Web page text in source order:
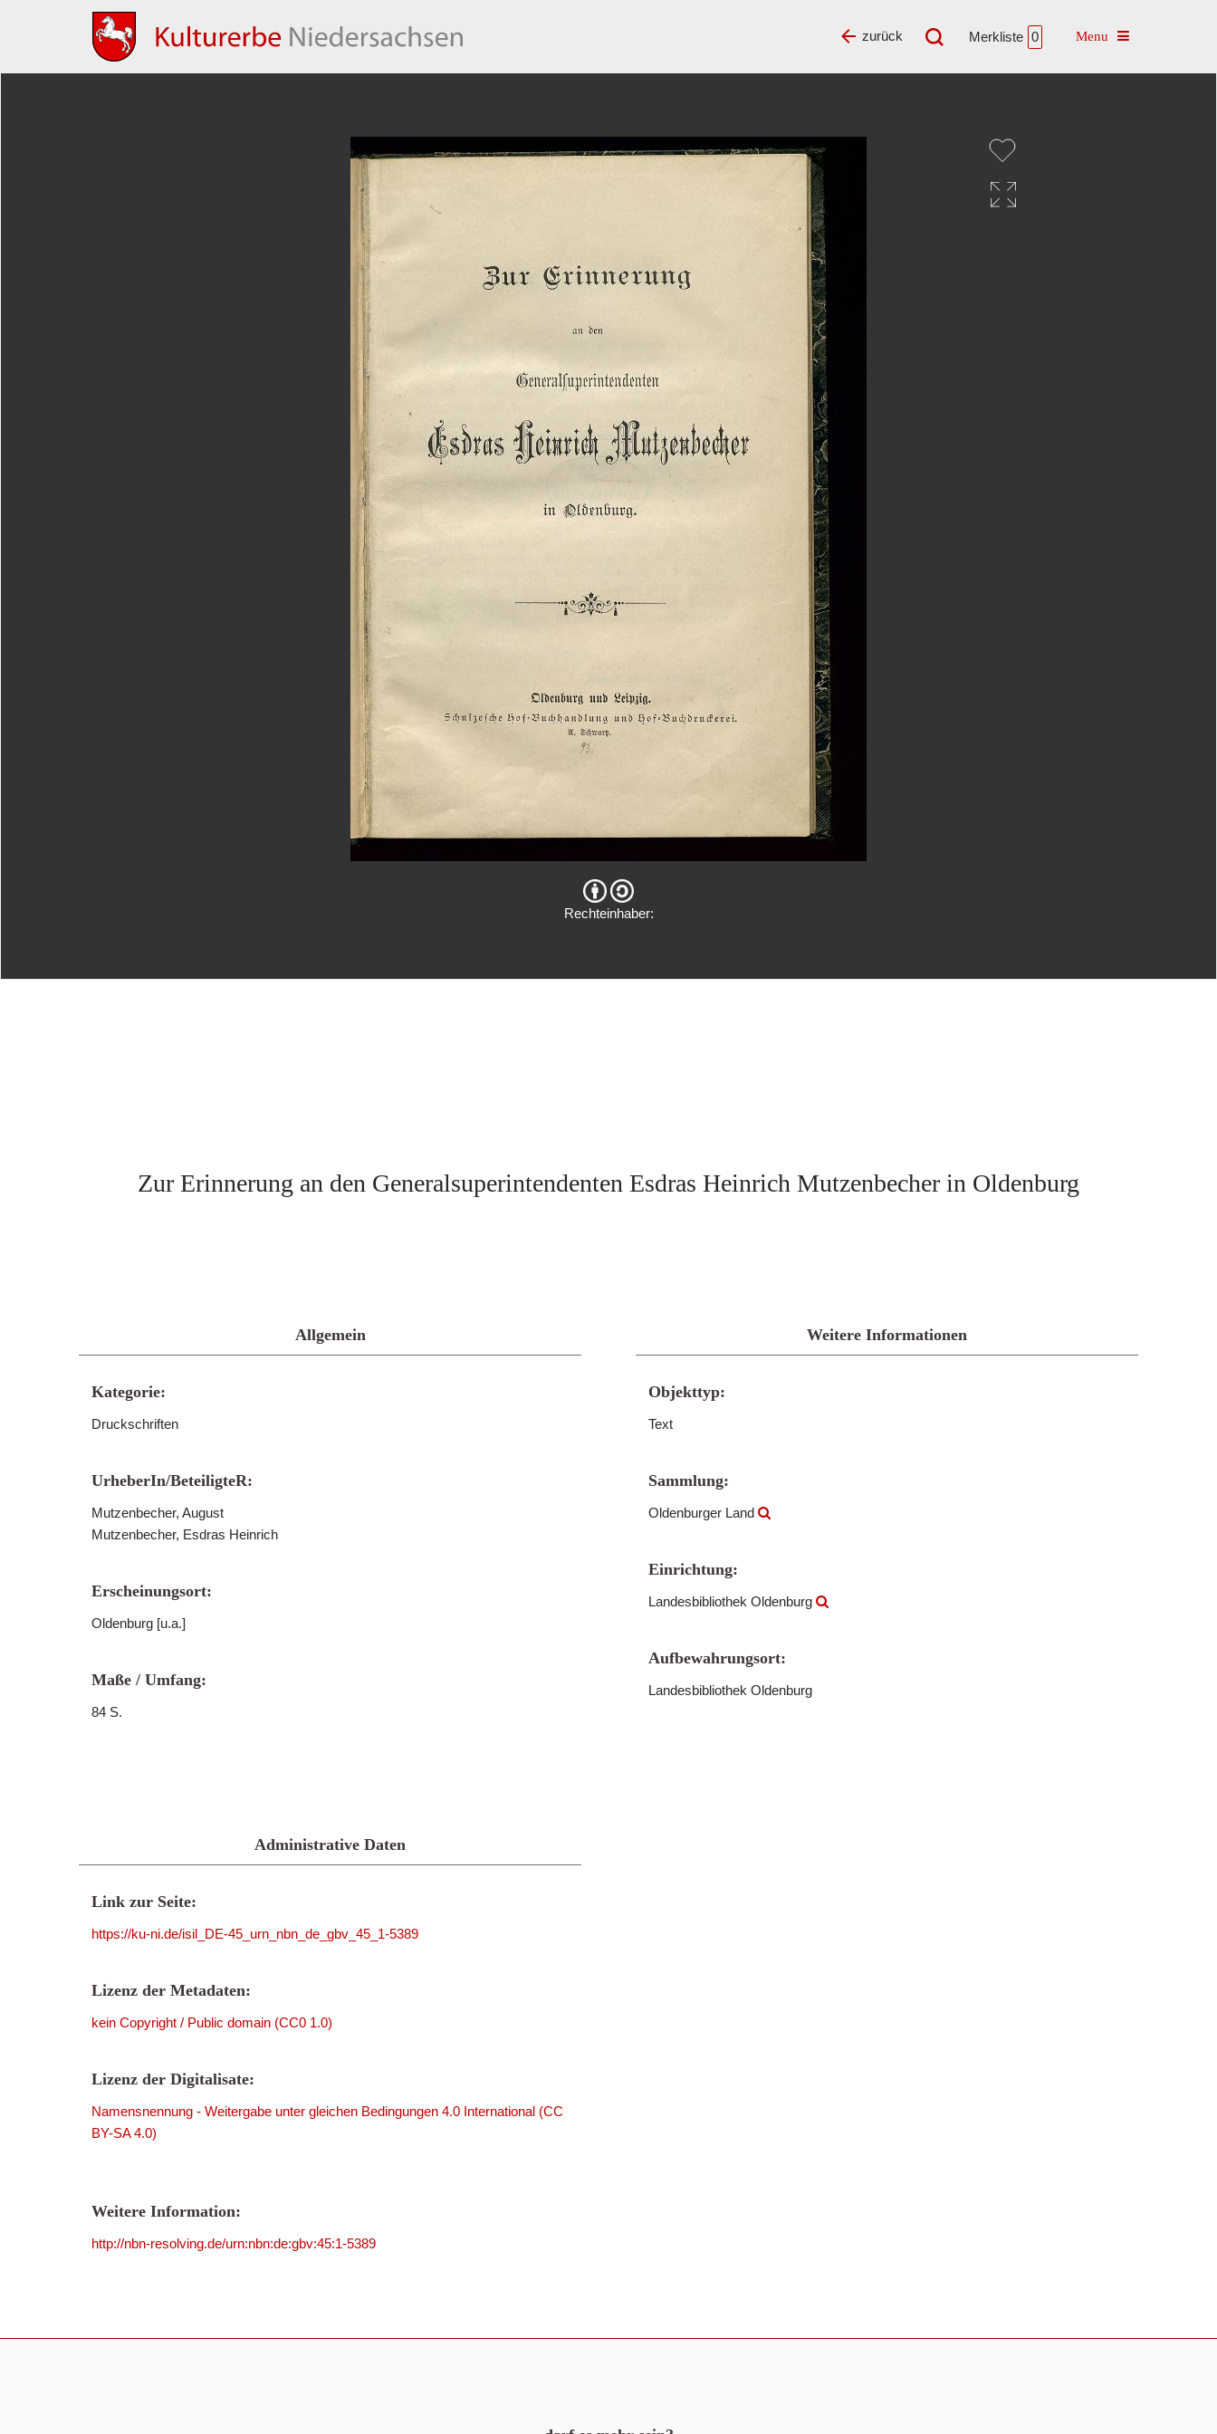
Merkliste 0 Toggle navigation
zurück
Rechteinhaber:
Zur Erinnerung an den Generalsuperintendenten Esdras Heinrich Mutzenbecher in Oldenburg
Allgemein
Kategorie:
Druckschriften
UrheberIn/BeteiligteR:
Mutzenbecher, August
Mutzenbecher, Esdras Heinrich
Erscheinungsort:
Oldenburg [u.a.]
Maße / Umfang:
84 S.
Weitere Informationen
Objekttyp:
Text
Sammlung:
Oldenburger Land
Einrichtung:
Landesbibliothek Oldenburg
Aufbewahrungsort:
Landesbibliothek Oldenburg
Administrative Daten
Link zur Seite:
https://ku-ni.de/isil_DE-45_urn_nbn_de_gbv_45_1-5389
Lizenz der Metadaten:
kein Copyright / Public domain (CC0 1.0)
Lizenz der Digitalisate:
Namensnennung - Weitergabe unter gleichen Bedingungen 4.0 International (CC
BY-SA 4.0)
Weitere Information:
http://nbn-resolving.de/urn:nbn:de:gbv:45:1-5389